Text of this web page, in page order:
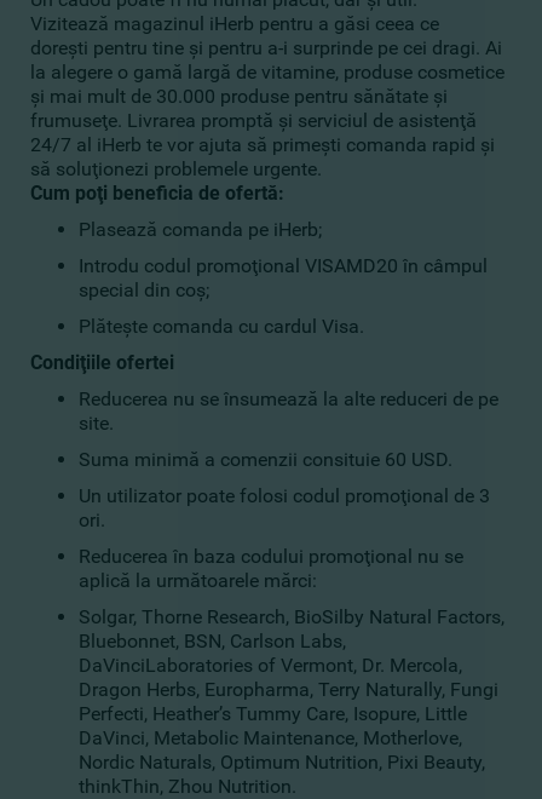
Vizitează magazinul iHerb pentru a găsi ceea ce
doreşti pentru tine şi pentru a-i surprinde pe cei dragi. Ai
la alegere o gamă largă de vitamine, produse cosmetice
şi mai mult de 30.000 produse pentru sănătate şi
frumuseţe. Livrarea promptă şi serviciul de asistenţă
24/7 al iHerb te vor ajuta să primeşti comanda rapid şi
să soluţionezi problemele urgente.
Cum poţi beneficia de ofertă:
Plasează comanda pe iHerb;
Introdu codul promoţional VISAMD20 în câmpul
special din coş;
Plăteşte comanda cu cardul Visa.
Condiţiile ofertei
Reducerea nu se însumează la alte reduceri de pe
site.
Suma minimă a comenzii consituie 60 USD.
Un utilizator poate folosi codul promoţional de 3
ori.
Reducerea în baza codului promoţional nu se
aplică la următoarele mărci:
Solgar, Thorne Research, BioSilby Natural Factors,
Bluebonnet, BSN, Carlson Labs,
DaVinciLaboratories of Vermont, Dr. Mercola,
Dragon Herbs, Europharma, Terry Naturally, Fungi
Perfecti, Heather’s Tummy Care, Isopure, Little
DaVinci, Metabolic Maintenance, Motherlove,
Nordic Naturals, Optimum Nutrition, Pixi Beauty,
thinkThin, Zhou Nutrition.